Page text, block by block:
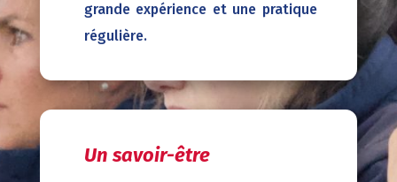
grande expérience et une pratique
régulière.
Un savoir-être